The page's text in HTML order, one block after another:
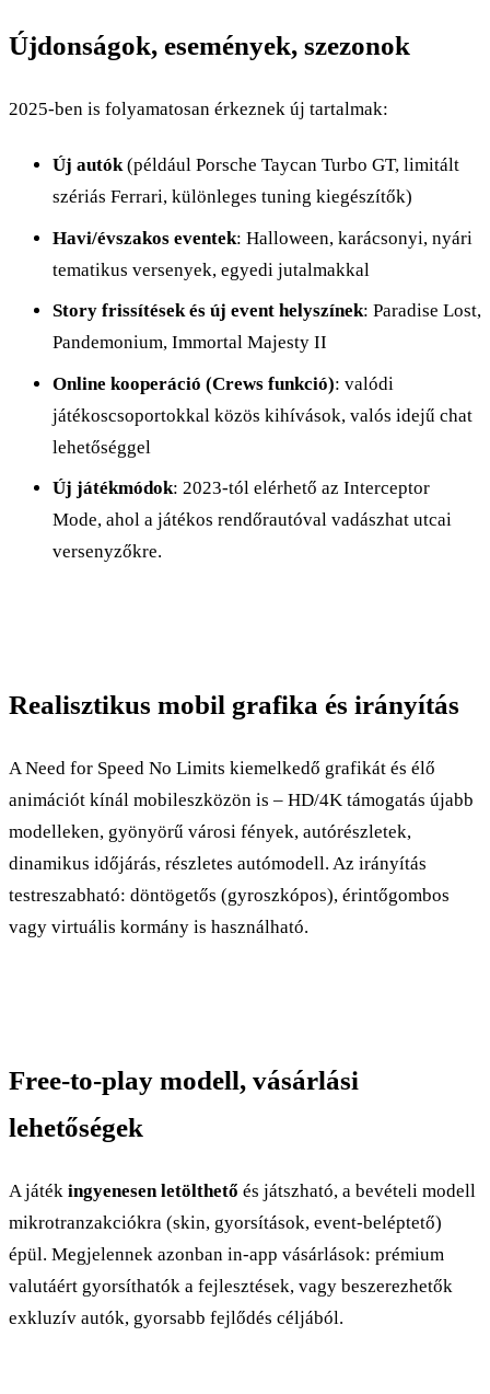
Újdonságok, események, szezonok
2025-ben is folyamatosan érkeznek új tartalmak:
Új autók(például Porsche Taycan Turbo GT, limitált
szériás Ferrari, különleges tuning kiegészítők)
Havi/évszakos eventek: Halloween, karácsonyi, nyári
tematikus versenyek, egyedi jutalmakkal
Story frissítések és új event helyszínek: Paradise Lost,
Pandemonium, Immortal Majesty II
Online kooperáció (Crews funkció): valódi
játékoscsoportokkal közös kihívások, valós idejű chat
lehetőséggel
Új játékmódok: 2023-tól elérhető az Interceptor
Mode, ahol a játékos rendőrautóval vadászhat utcai
versenyzőkre.​
Realisztikus mobil grafika és irányítás
A Need for Speed No Limits kiemelkedő grafikát és élő
animációt kínál mobileszközön is – HD/4K támogatás újabb
modelleken, gyönyörű városi fények, autórészletek,
dinamikus időjárás, részletes autómodell. Az irányítás
testreszabható: döntögetős (gyroszkópos), érintőgombos
vagy virtuális kormány is használható.​​
Free-to-play modell, vásárlási
lehetőségek
A játék ingyenesen letölthető és játszható, a bevételi modell
mikrotranzakciókra (skin, gyorsítások, event-beléptető)
épül. Megjelennek azonban in-app vásárlások: prémium
valutáért gyorsíthatók a fejlesztések, vagy beszerezhetők
exkluzív autók, gyorsabb fejlődés céljából.